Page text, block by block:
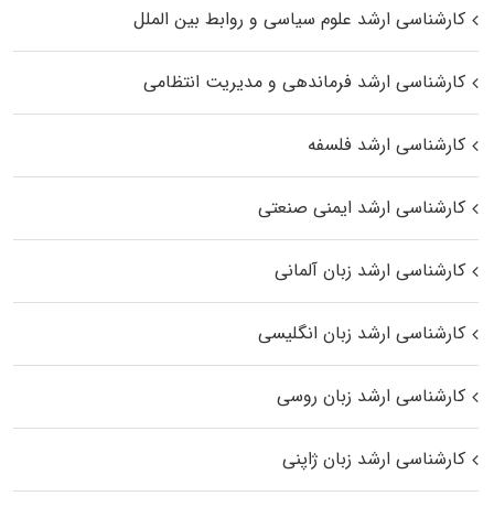
کارشناسی ارشد علوم سیاسی و روابط بین الملل
کارشناسی ارشد فرماندهی و مدیریت انتظامی
کارشناسی ارشد فلسفه
کارشناسی ارشد ایمنی صنعتی
کارشناسی ارشد زبان آلمانی
کارشناسی ارشد زبان انگلیسی
کارشناسی ارشد زبان روسی
کارشناسی ارشد زبان ژاپنی